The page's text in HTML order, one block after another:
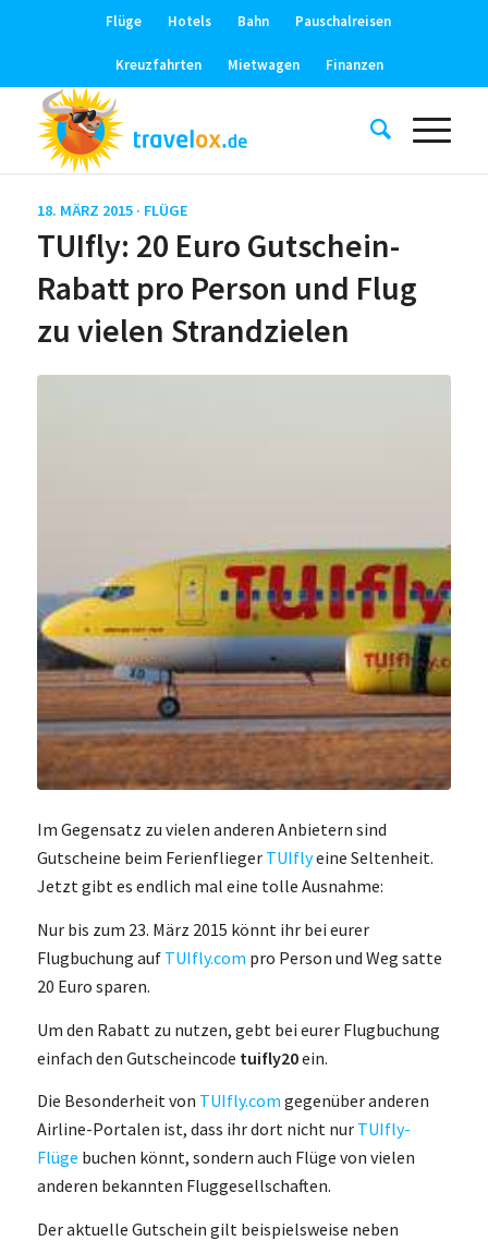
Flüge Hotels Bahn Pauschalreisen
Kreuzfahrten Mietwagen Finanzen
18. MÄRZ 2015 · FLÜGE
TUIfly: 20 Euro Gutschein-
Rabatt pro Person und Flug
zu vielen Strandzielen
Im Gegensatz zu vielen anderen Anbietern sind
Gutscheine beim Ferienflieger TUIflyeine Seltenheit.
Jetzt gibt es endlich mal eine tolle Ausnahme:
Nur bis zum 23. März 2015 könnt ihr bei eurer
Flugbuchung auf TUIfly.com pro Person und Weg satte
20 Euro sparen.
Um den Rabatt zu nutzen, gebt bei eurer Flugbuchung
einfach den Gutscheincode tuifly20ein.
Die Besonderheit von TUIfly.com gegenüber anderen
Airline-Portalen ist, dass ihr dort nicht nur TUIfly-
Flüge buchen könnt, sondern auch Flüge von vielen
anderen bekannten Fluggesellschaften.
Der aktuelle Gutschein gilt beispielsweise neben